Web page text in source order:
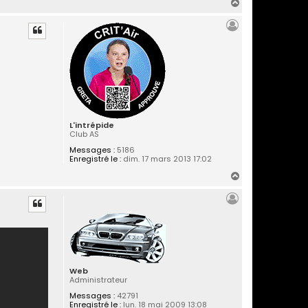
L'intrépide
Club AS
Messages :5186
Enregistré le :dim. 17 mars 2013 17:02
Web
Administrateur
Messages :42791
Enregistré le :lun. 18 mai 2009 13:08